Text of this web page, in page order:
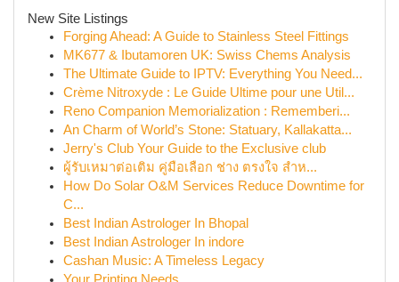
New Site Listings
Forging Ahead: A Guide to Stainless Steel Fittings
MK677 & Ibutamoren UK: Swiss Chems Analysis
The Ultimate Guide to IPTV: Everything You Need...
Crème Nitroxyde : Le Guide Ultime pour une Util...
Reno Companion Memorialization : Rememberi...
An Charm of World’s Stone: Statuary, Kallakatta...
Jerry's Club Your Guide to the Exclusive club
ผู้รับเหมาต่อเติม คู่มือเลือก ช่าง ตรงใจ สำห...
How Do Solar O&M Services Reduce Downtime for
C...
Best Indian Astrologer In Bhopal
Best Indian Astrologer In indore
Cashan Music: A Timeless Legacy